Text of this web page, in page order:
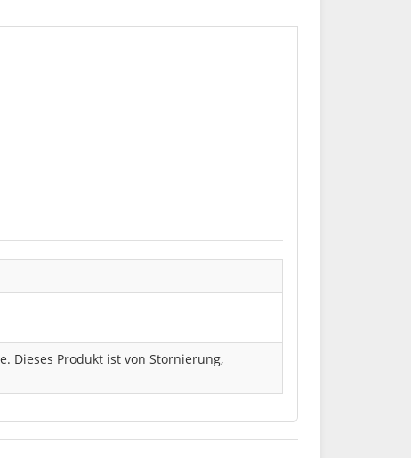
Dieses Produkt ist von Stornierung,